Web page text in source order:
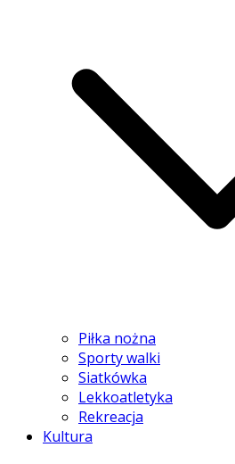
Piłka nożna
Sporty walki
Siatkówka
Lekkoatletyka
Rekreacja
Kultura